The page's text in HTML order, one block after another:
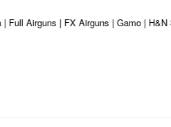
| FX Airguns | Gamo | H&N